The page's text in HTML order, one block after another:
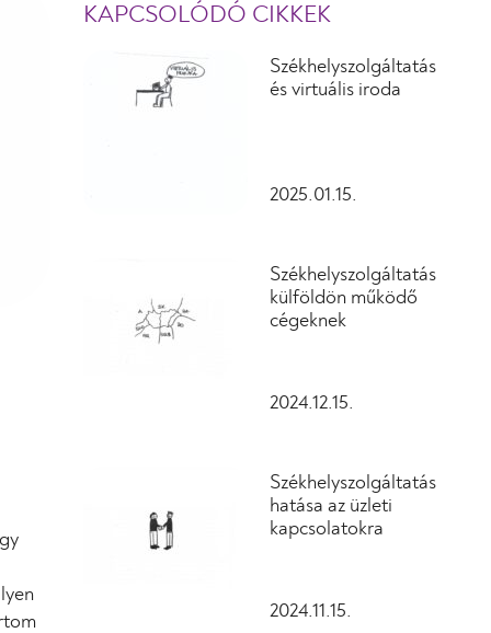
KAPCSOLÓDÓ CIKKEK
Székhelyszolgáltatás
és virtuális iroda
2025.01.15.
Székhelyszolgáltatás
külföldön működő
cégeknek
2024.12.15.
Székhelyszolgáltatás
hatása az üzleti
kapcsolatokra
2024.11.15.